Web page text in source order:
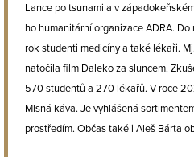
Lance po tsunami a v
ho humanitární organizace ADRA.
rok studenti medicíny a také lékaři.
natočila film Daleko za sluncem.
570 studentů a 270 lékařů. V roce
Mlsná káva. Je vyhlášená
prostředím. Občas také i Aleš Bárta